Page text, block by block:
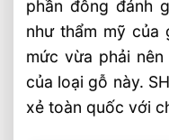
phần đông đánh
như thẩm mỹ
mức vừa phải
của loại gỗ này.
xẻ toàn quốc với